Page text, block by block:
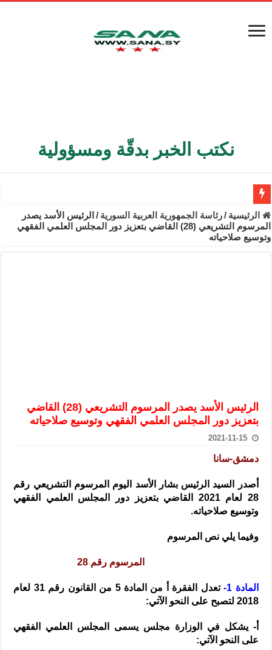
نكتب الخبر بدقّة ومسؤولية
الأمن الداخلي يعثر على مقبرة جماعية في ريف اللاذقية تضم 9 جثامين
الوزير الشيباني يبحث في باريس تعزيز الاستقرار في سوريا
سوريا تبحث مع الإيسيسكو التعاون في البحث العلمي وحماية التراث
الرئيسية /رئاسة الجمهورية العربية السورية / الرئيس الأسد يصدر
المرسوم التشريعي (28) القاضي بتعزيز دور المجلس العلمي الفقهي
وتوسيع صلاحياته
الرئيس الأسد يصدر المرسوم التشريعي (28) القاضي
بتعزيز دور المجلس العلمي الفقهي وتوسيع صلاحياته
2021-11-15
دمشق-سانا
أصدر السيد الرئيس بشار الأسد اليوم المرسوم التشريعي رقم
28 لعام 2021 القاضي بتعزيز دور المجلس العلمي الفقهي
وتوسيع صلاحياته.
وفيما يلي نص المرسوم
المرسوم رقم 28
المادة 1-
تعدل الفقرة أ من المادة 5 من القانون رقم 31 لعام
2018 لتصبح على النحو الآتي:
أ- يشكل في الوزارة مجلس يسمى المجلس العلمي الفقهي
على النحو الآتي: